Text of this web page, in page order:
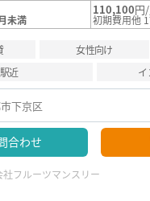
未満
110,100円
初期費用他
女性向け
駅近
下京区
合わせ
社フルーツマンスリー